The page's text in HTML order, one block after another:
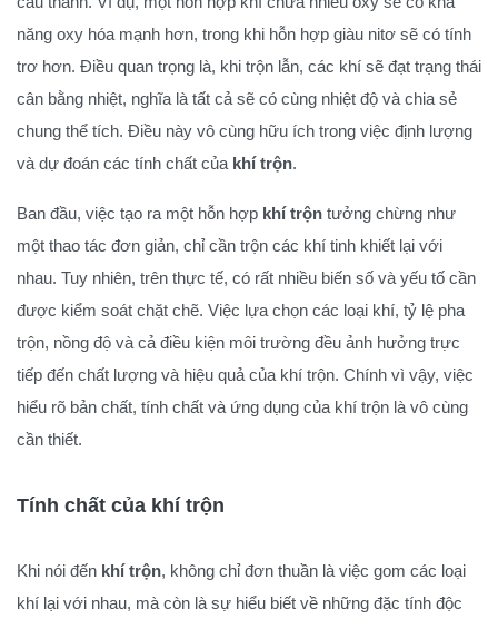
năng oxy hóa mạnh hơn, trong khi hỗn hợp giàu nitơ sẽ có tính
trơ hơn. Điều quan trọng là, khi trộn lẫn, các khí sẽ đạt trạng thái
cân bằng nhiệt, nghĩa là tất cả sẽ có cùng nhiệt độ và chia sẻ
chung thể tích. Điều này vô cùng hữu ích trong việc định lượng
và dự đoán các tính chất của khí trộn.
Ban đầu, việc tạo ra một hỗn hợp khí trộn tưởng chừng như
một thao tác đơn giản, chỉ cần trộn các khí tinh khiết lại với
nhau. Tuy nhiên, trên thực tế, có rất nhiều biến số và yếu tố cần
được kiểm soát chặt chẽ. Việc lựa chọn các loại khí, tỷ lệ pha
trộn, nồng độ và cả điều kiện môi trường đều ảnh hưởng trực
tiếp đến chất lượng và hiệu quả của khí trộn. Chính vì vậy, việc
hiểu rõ bản chất, tính chất và ứng dụng của khí trộn là vô cùng
cần thiết.
Tính chất của khí trộn
Khi nói đến khí trộn, không chỉ đơn thuần là việc gom các loại
khí lại với nhau, mà còn là sự hiểu biết về những đặc tính độc